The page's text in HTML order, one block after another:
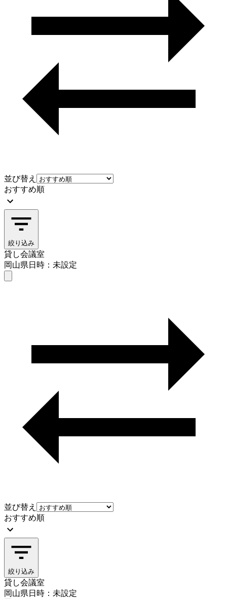
並び替え
おすすめ順
絞り込み
貸し会議室
岡山県日時：未設定
並び替え
おすすめ順
絞り込み
貸し会議室
岡山県日時：未設定